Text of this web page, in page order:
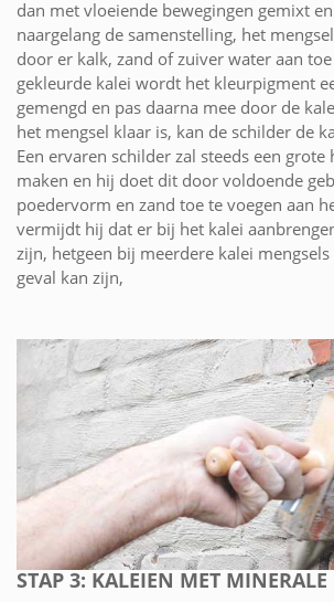
dan met vloeiende bewegingen gemixt
naargelang de samenstelling, het
door er kalk, zand of zuiver water aan
gekleurde kalei wordt het kleurpigment
gemengd en pas daarna mee door de
het mengsel klaar is, kan de schilder de
Een ervaren schilder zal steeds een grote
maken en hij doet dit door voldoende
poedervorm en zand toe te voegen aan
vermijdt hij dat er bij het kalei
zijn, hetgeen bij meerdere kalei
geval kan zijn,
STAP 3: KALEIEN MET MINERALE